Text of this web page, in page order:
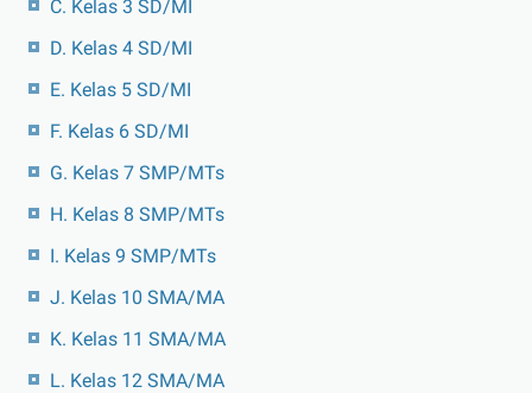
C. Kelas 3 SD/MI
D. Kelas 4 SD/MI
E. Kelas 5 SD/MI
F. Kelas 6 SD/MI
G. Kelas 7 SMP/MTs
H. Kelas 8 SMP/MTs
I. Kelas 9 SMP/MTs
J. Kelas 10 SMA/MA
K. Kelas 11 SMA/MA
L. Kelas 12 SMA/MA